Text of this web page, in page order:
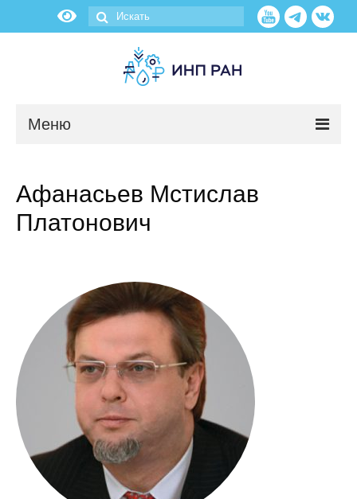
Меню
О нас
Научные подразделения
Администрация
Сотрудники
Отчетность
Противодействие коррупции
Материалы для СМИ
Афанасьев Мстислав
Платонович